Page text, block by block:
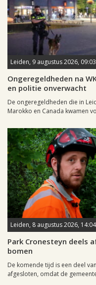
Leiden, 9 augustus 2026, 09:03
Ongeregeldheden na
en politie onverwacht
De ongeregeldheden die in
Marokko en Canada kwamen
Leiden, 8 augustus 2026, 14:04
Park Cronesteyn deels
bomen
De komende tijd is een deel
afgesloten, omdat de